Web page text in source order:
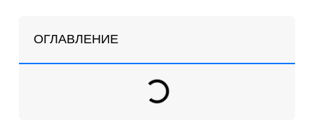
ОГЛАВЛЕНИЕ